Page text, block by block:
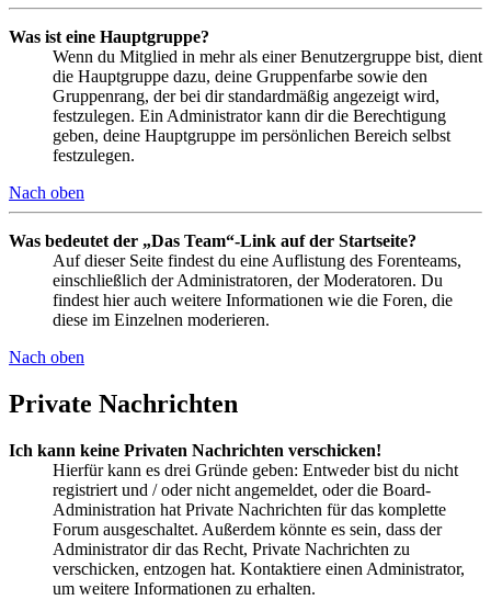
Was ist eine Hauptgruppe?
Wenn du Mitglied in mehr als einer Benutzergruppe bist, dient
die Hauptgruppe dazu, deine Gruppenfarbe sowie den
Gruppenrang, der bei dir standardmäßig angezeigt wird,
festzulegen. Ein Administrator kann dir die Berechtigung
geben, deine Hauptgruppe im persönlichen Bereich selbst
festzulegen.
Nach oben
Was bedeutet der „Das Team“-Link auf der Startseite?
Auf dieser Seite findest du eine Auflistung des Forenteams,
einschließlich der Administratoren, der Moderatoren. Du
findest hier auch weitere Informationen wie die Foren, die
diese im Einzelnen moderieren.
Nach oben
Private Nachrichten
Ich kann keine Privaten Nachrichten verschicken!
Hierfür kann es drei Gründe geben: Entweder bist du nicht
registriert und / oder nicht angemeldet, oder die Board-
Administration hat Private Nachrichten für das komplette
Forum ausgeschaltet. Außerdem könnte es sein, dass der
Administrator dir das Recht, Private Nachrichten zu
verschicken, entzogen hat. Kontaktiere einen Administrator,
um weitere Informationen zu erhalten.